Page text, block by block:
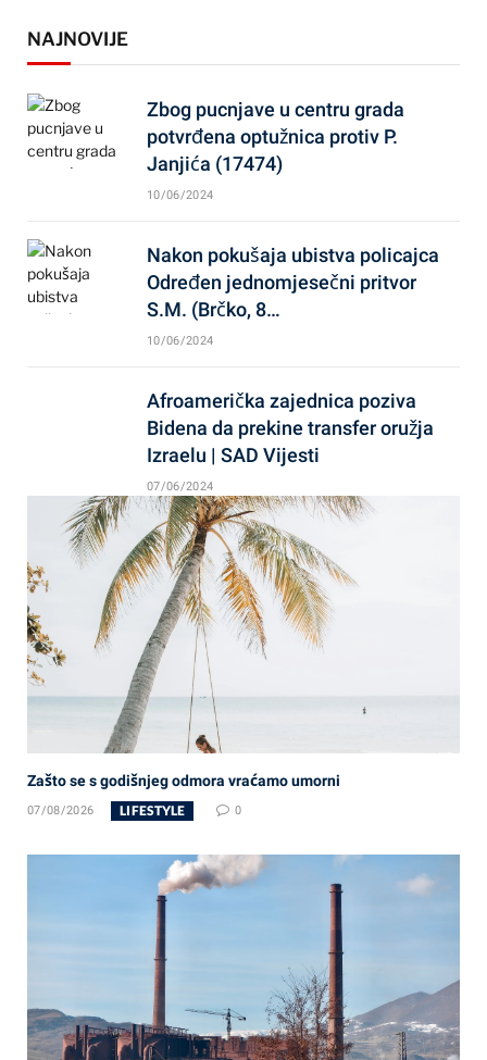
NAJNOVIJE
Zbog pucnjave u centru grada
potvrđena optužnica protiv P.
Janjića (17474)
10/06/2024
Nakon pokušaja ubistva policajca
Određen jednomjesečni pritvor
S.M. (Brčko, 8…
10/06/2024
Afroamerička zajednica poziva
Bidena da prekine transfer oružja
Izraelu | SAD Vijesti
07/06/2024
Zašto se s godišnjeg odmora vraćamo umorni
07/08/2026 LIFESTYLE 0